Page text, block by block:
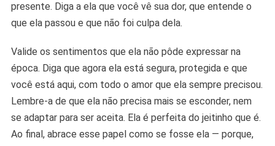
presente. Diga a ela que você vê sua dor, que entende o
que ela passou e que não foi culpa dela.
Valide os sentimentos que ela não pôde expressar na
época. Diga que agora ela está segura, protegida e que
você está aqui, com todo o amor que ela sempre precisou.
Lembre-a de que ela não precisa mais se esconder, nem
se adaptar para ser aceita. Ela é perfeita do jeitinho que é.
Ao final, abrace esse papel como se fosse ela — porque,